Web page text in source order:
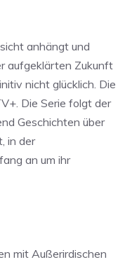
anhängt und
aufgeklärten Zukunft
nicht glücklich. Die
Die Serie folgt der
Geschichten über
in der
an um ihr
mit Außerirdischen